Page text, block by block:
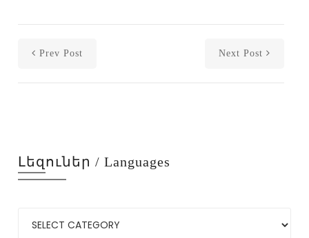
Prev Post Next Post
Լեզուներ / Languages